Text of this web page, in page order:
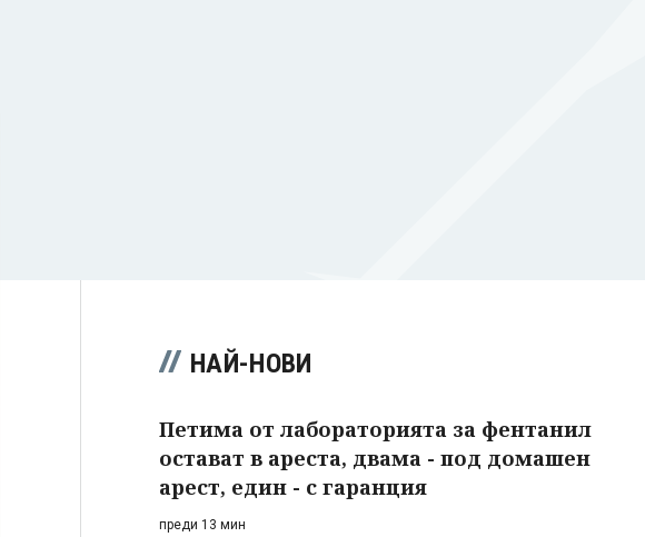
НАЙ-НОВИ
Петима от лабораторията за фентанил
остават в ареста, двама - под домашен
арест, един - с гаранция
преди 13 мин